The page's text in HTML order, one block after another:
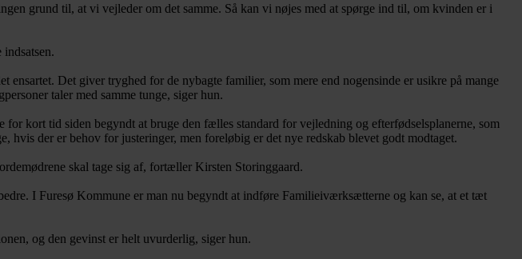
grund til, at vi vejleder om det samme. Så kan vi nøjes med at spørge ind til, om kvinden er i
Det giver tryghed for de nybagte familier, som mere end nogensinde er usikre på mange
taler med samme tunge, siger hun.
kort tid siden begyndt at bruge den fælles standard for vejledning og efterfødselsplanerne, som
hvis der er behov for justeringer, men foreløbig er det nye redskab blevet godt modtaget.
skal tage sig af, fortæller Kirsten Storinggaard.
I Furesø Kommune er man nu begyndt at indføre Familieiværksætterne og kan se, at et tæt
og den gevinst er helt uvurderlig, siger hun.